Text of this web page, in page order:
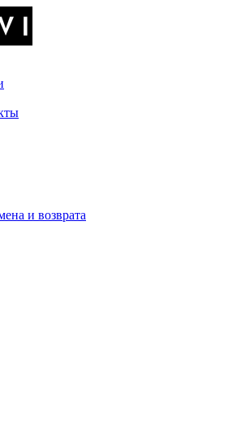
и возврата